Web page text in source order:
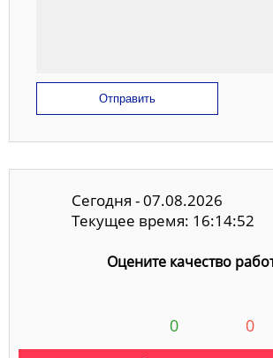
Отправить
Сегодня - 07.08.2026
Текущее время: 16:14:53
Оцените качество
0 0